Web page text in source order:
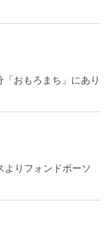
おもろまち」にあり
よりフォンドボーソ